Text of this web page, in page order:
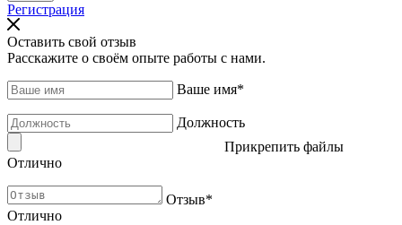
Регистрация
Оставить свой отзыв
Расскажите о своём опыте работы с нами.
Ваше имя*
Должность
Прикрепить файлы
Отлично
Отзыв*
Отлично